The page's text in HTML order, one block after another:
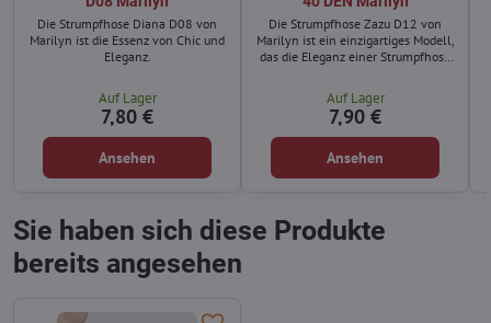
Die Strumpfhose Diana D08 von
Marilyn ist die Essenz von Chic und
Eleganz.
Auf Lager
7,80 €
Ansehen
Die Strumpfhose Zazu D12 von
Marilyn ist ein einzigartiges Modell,
das die Eleganz einer Strumpfhose
Strümpfen verbindet.
Auf Lager
7,90 €
Ansehen
Sie haben sich diese Produkte
bereits angesehen